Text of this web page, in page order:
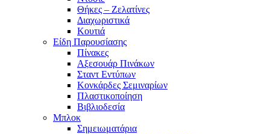
Θήκες – Ζελατίνες
Διαχωριστικά
Κουτιά
Είδη Παρουσίασης
Πίνακες
Αξεσουάρ Πινάκων
Σταντ Εντύπων
Κονκάρδες Σεμιναρίων
Πλαστικοποίηση
Βιβλιοδεσία
Μπλοκ
Σημειωματάρια